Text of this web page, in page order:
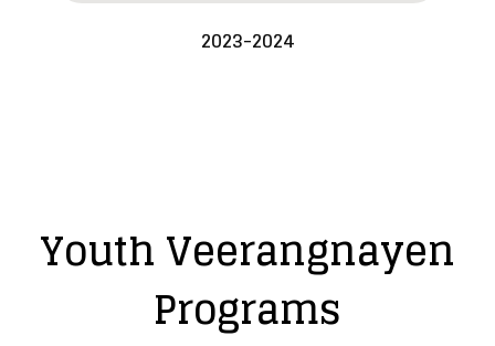
2023-2024
Youth Veerangnayen
Programs